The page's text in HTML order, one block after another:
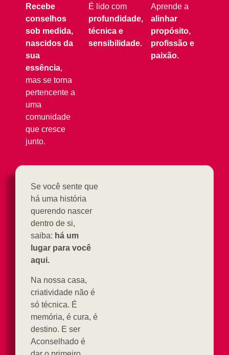
Recebe
conselhos
sob medida,
nascidos da
sua
essência,
mas se torna
pertencente a
uma
comunidade
que cresce
junto.
É lido com
profundidade,
técnica e
sensibilidade.
Aprende a
alinhar
propósito,
profissão e
paixão.
Se você sente que
há uma história
querendo nascer
dentro de si,
saiba: há um
lugar para você
aqui.
Na nossa casa,
criatividade não é
só técnica. É
memória, é cura, é
destino. E ser
Aconselhado é